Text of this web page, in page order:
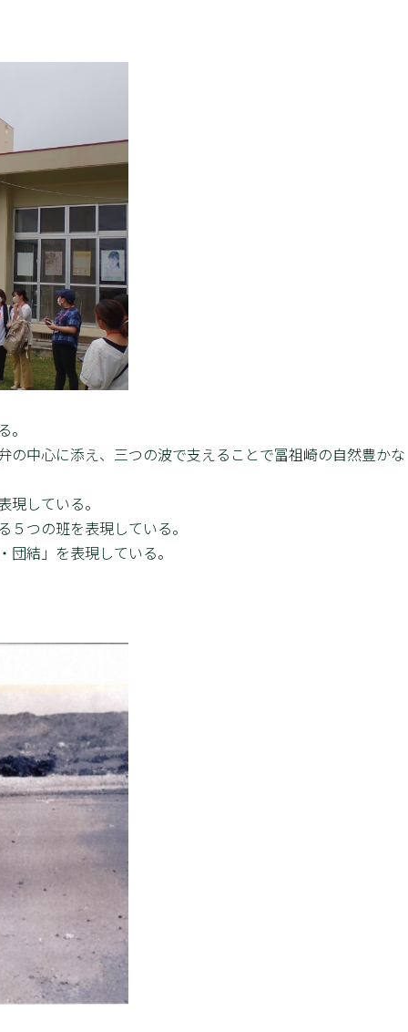
の中心に添え、三つの波で支えることで冨祖崎の自然豊かな
している。
つの班を表現している。
結」を表現している。